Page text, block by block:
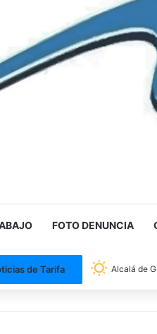
FOTO DENUNCIA
de Tarifa Alcalá de